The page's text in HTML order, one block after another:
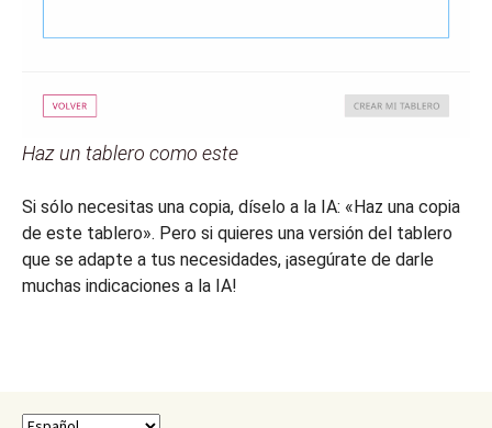
Haz un tablero como este
Si sólo necesitas una copia, díselo a la IA: «Haz una copia
de este tablero». Pero si quieres una versión del tablero
que se adapte a tus necesidades, ¡asegúrate de darle
muchas indicaciones a la IA!